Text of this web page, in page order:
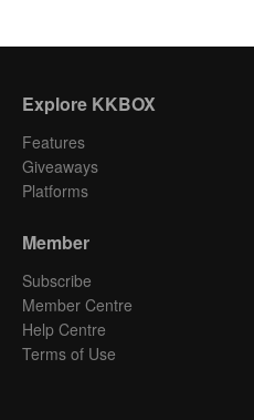
Explore KKBOX
Features
Giveaways
Platforms
Member
Subscribe
Member Centre
Help Centre
Terms of Use